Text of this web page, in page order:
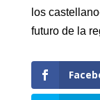
los
futuro de la